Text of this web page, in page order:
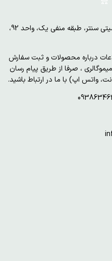
تهران، میدان شوش، مرکز خرید سیتی سنتر، طبقه منفی یک، واحد 92،
درباره محصولات و ثبت سفارش
، صرفا از طریق پیام رسان
واتس اپ) با ما در ارتباط باشید.